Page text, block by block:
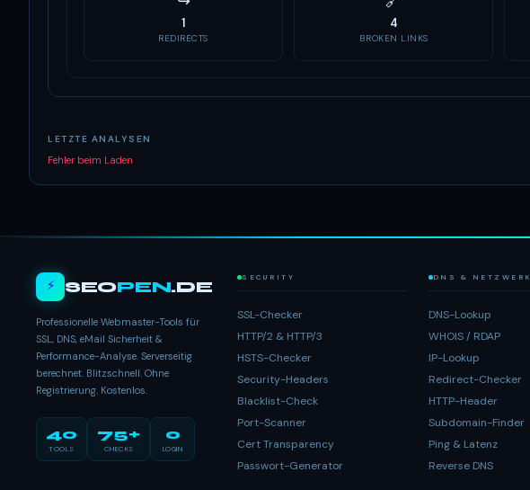
1
REDIRECTS
4
BROKEN LINKS
LETZTE ANALYSEN
Fehler beim Laden
⚡ SEOPEN.DE
Professionelle Webmaster-Tools für
SSL, DNS, eMail Sicherheit &
Performance-Analyse. Serverseitig
berechnet. Blitzschnell. Ohne
Registrierung. Kostenlos.
40
TOOLS
75+
CHECKS
0
LOGIN
SECURITY
SSL-Checker
HTTP/2 & HTTP/3
HSTS-Checker
Security-Headers
Blacklist-Check
Port-Scanner
Cert Transparency
Passwort-Generator
DNS & NETZWERK
DNS-Lookup
WHOIS / RDAP
IP-Lookup
Redirect-Checker
HTTP-Header
Subdomain-Finder
Ping & Latenz
Reverse DNS